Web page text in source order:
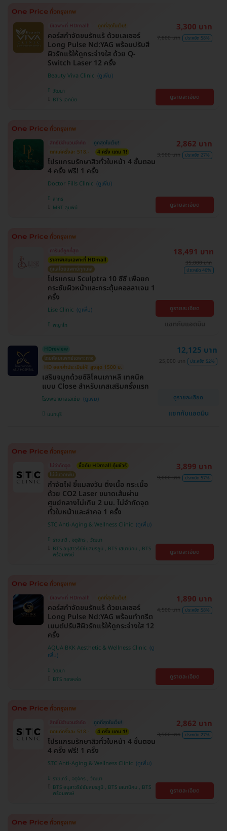
มีเฉพาะที่ HDmall! ถูกที่สุดในเว็บ!
คอร์สกำจัดขนรักแร้ ด้วยเลเซอร์
Long Pulse Nd:YAG พร้อมปรับสี
ผิวรักแร้ให้ดูกระจ่างใส ด้วย Q-
Switch Laser 12 ครั้ง
Beauty Viva Clinic
วัฒนา
BTS เอกมัย
3,300 บาท
7,800 บาท ประหยัด 58%
ดูรายละเอียด
สิทธิ์มีจำนวนจำกัด
ถูกสุดในเว็บ!
ตกแค่ครั้งละ 518.-
4 ครั้ง แถม 1!
โปรแกรมรักษาสิวทั่วใบหน้า 4 ขั้นตอน
4 ครั้ง ฟรี! 1 ครั้ง
Doctor Fills Clinic
สาทร
MRT ลุมพินี
2,862 บาท
3,900 บาท ประหยัด 27%
ดูรายละเอียด
การันตีถูกที่สุด
ราคาพิเศษเฉพาะที่ HDmall
ดูแลโดยแพทย์ทุกเคส
โปรแกรม Sculptra 10 ซีซี เพื่อยก
กระชับผิวหน้าและกระตุ้นคอลลาเจน 1
ครั้ง
Lise Clinic
พญาไท
18,491 บาท
35,000 บาท
ประหยัด 46%
ดูรายละเอียด
แชทกับแอดมิน
HDreview
โดยศัลยแพทย์เฉพาะทาง
HD ออกค่าประเมินให้! สูงสุด 1500 บ.
เสริมจมูกด้วยซิลิโคนเกาหลี เทคนิค
แบบ Close สำหรับเคสเสริมครั้งแรก
โรงพยาบาลเอเซีย
นนทบุรี
12,125 บาท
25,000 บาท ประหยัด 52%
ดูรายละเอียด
แชทกับแอดมิน
ไม่จำกัดจุด
ซื้อกับ HDmall คุ้มชัวร์
ไม่มีบวกเพิ่ม
กำจัดไฝ ขี้แมลงวัน ติ่งเนื้อ กระเนื้อ
ด้วย CO2 Laser ขนาดเส้นผ่าน
ศูนย์กลางไม่เกิน 2 มม. ไม่จำกัดจุด
ทั่วใบหน้าและลำคอ 1 ครั้ง
STC Anti-Aging & Wellness Clinic
ราชเทวี , จตุจักร , วัฒนา
BTS อนุสาวรีย์ชัยสมรภูมิ , BTS เสนานิคม , BTS
พร้อมพงษ์
3,899 บาท
9,000 บาท ประหยัด 57%
ดูรายละเอียด
มีเฉพาะที่ HDmall! ถูกที่สุดในเว็บ!
คอร์สกำจัดขนรักแร้ ด้วยเลเซอร์
Long Pulse Nd:YAG พร้อมทำทรีต
เมนต์ปรับสีผิวรักแร้ให้ดูกระจ่างใส 12
ครั้ง
AQUA BKK Aesthetic & Wellness Clinic
วัฒนา
BTS ทองหล่อ
1,890 บาท
4,500 บาท ประหยัด 58%
ดูรายละเอียด
สิทธิ์มีจำนวนจำกัด
ถูกที่สุดในเว็บ!
ตกแค่ครั้งละ 518.-
4 ครั้ง แถม 1!
โปรแกรมรักษาสิวทั่วใบหน้า 4 ขั้นตอน
4 ครั้ง ฟรี! 1 ครั้ง
STC Anti-Aging & Wellness Clinic
ราชเทวี , จตุจักร , วัฒนา
BTS อนุสาวรีย์ชัยสมรภูมิ , BTS เสนานิคม , BTS
พร้อมพงษ์
2,862 บาท
3,900 บาท ประหยัด 27%
ดูรายละเอียด